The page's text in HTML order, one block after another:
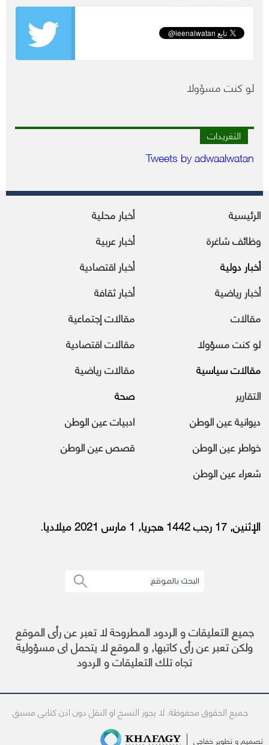
لو كنت مسؤولا
التغريدات
Tweets by adwaalwatan
الرئيسية
أخبار محلية
وظائف شاغرة
أخبار عربية
أخبار دولية
أخبار اقتصادية
أخبار رياضية
أخبار ثقافة
مقالات
مقالات إجتماعية
لو كنت مسؤولا
مقالات اقتصادية
مقالات سياسية
مقالات رياضية
التقارير
صحة
ديوانية عين الوطن
ادبيات عين الوطن
خواطر عين الوطن
قصص عين الوطن
شعراء عين الوطن
الإثنين, 17 رجب 1442 هجريا, 1 مارس 2021 ميلاديا.
جميع التعليقات و الردود المطروحة لا تعبر عن رأى الموقع
ولكن تعبر عن رأى كاتبها, و الموقع لا يتحمل اى مسؤولية
تجاه تلك التعليقات و الردود
جميع الحقوق محفوظة. لا يجوز النسخ او النقل دون اذن كتابى مسبق
تصميم و تطوير خفاجى